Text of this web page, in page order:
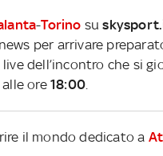
-Torino su
per arrivare
dell’incontro che si
alle ore 18:00
il mondo dedicato a